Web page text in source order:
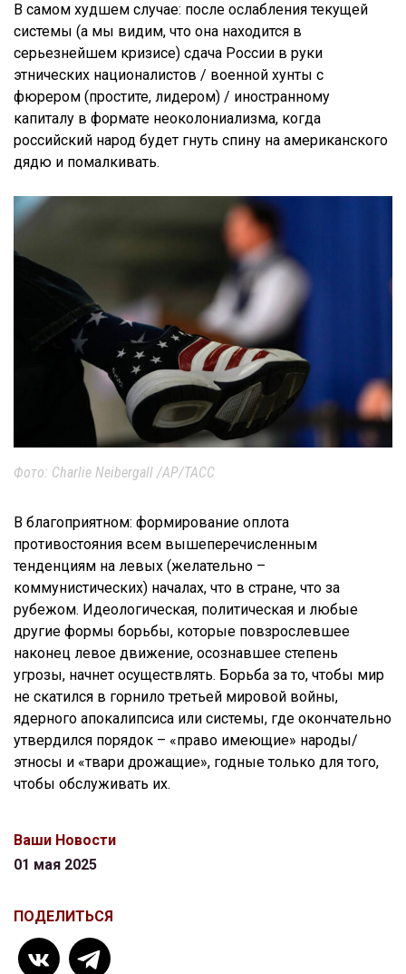
В самом худшем случае: после ослабления текущей
системы (а мы видим, что она находится в
серьезнейшем кризисе) сдача России в руки
этнических националистов / военной хунты с
фюрером (простите, лидером) / иностранному
капиталу в формате неоколониализма, когда
российский народ будет гнуть спину на американского
дядю и помалкивать.
Фото: Charlie Neibergall /AP/ТАСС
В благоприятном: формирование оплота
противостояния всем вышеперечисленным
тенденциям на левых (желательно –
коммунистических) началах, что в стране, что за
рубежом. Идеологическая, политическая и любые
другие формы борьбы, которые повзрослевшее
наконец левое движение, осознавшее степень
угрозы, начнет осуществлять. Борьба за то, чтобы мир
не скатился в горнило третьей мировой войны,
ядерного апокалипсиса или системы, где окончательно
утвердился порядок – «право имеющие» народы/
этносы и «твари дрожащие», годные только для того,
чтобы обслуживать их.
Ваши Новости
01 мая 2025
ПОДЕЛИТЬСЯ